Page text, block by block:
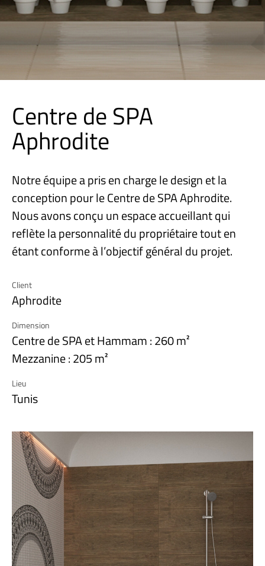
Client
Aphrodite
Dimension
Centre de SPA et Hammam : 260 m²
Mezzanine : 205 m²
Lieu
Tunis
Centre de SPA
Aphrodite
Notre équipe a pris en charge le design et la
conception pour le Centre de SPA Aphrodite.
Nous avons conçu un espace accueillant qui
reflète la personnalité du propriétaire tout en
étant conforme à l’objectif général du projet.